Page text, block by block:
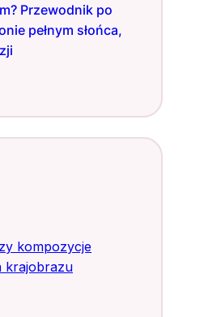
Przewodnik po
pełnym słońca,
kompozycje
krajobrazu